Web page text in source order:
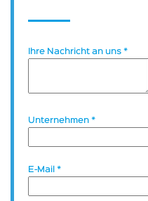
Ihre Nachricht an uns *
Unternehmen *
E-Mail *